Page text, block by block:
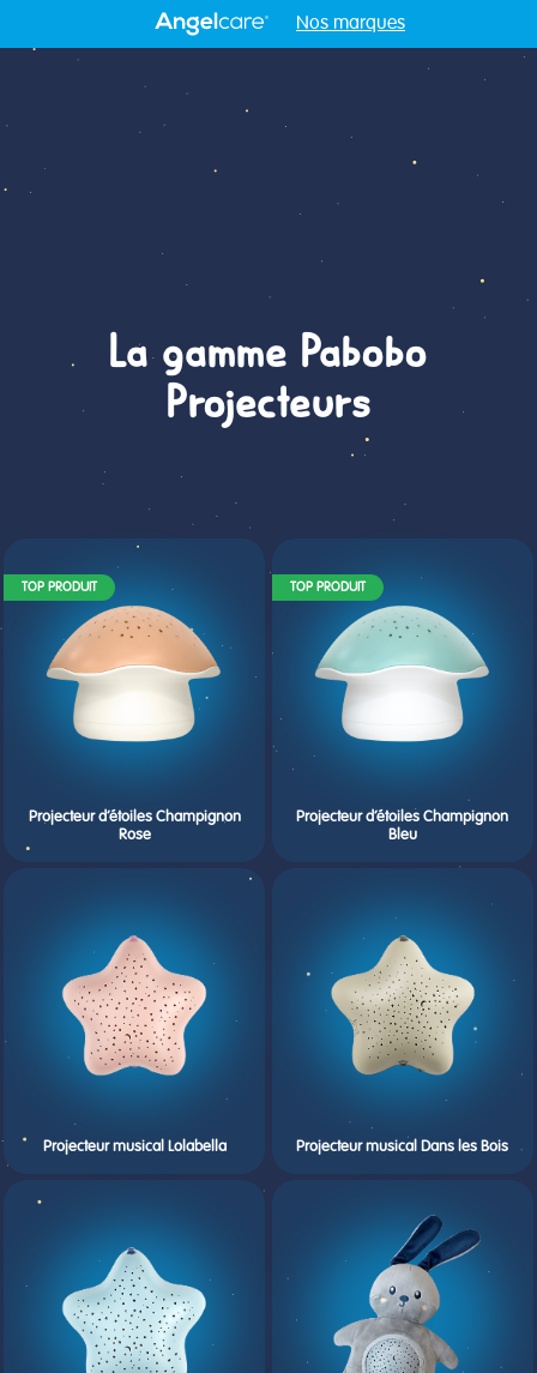
Nos marques
La gamme Pabobo
Projecteurs
TOP PRODUIT
Projecteur d’étoiles Champignon
Rose
TOP PRODUIT
Projecteur d’étoiles Champignon
Bleu
Projecteur musical Lolabella Projecteur musical Dans les Bois